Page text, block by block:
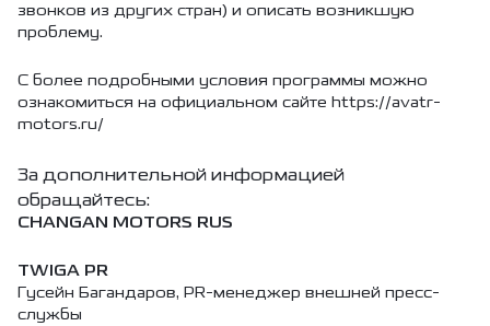
звонков из других стран) и описать возникшую
проблему.
С более подробными условия программы можно
ознакомиться на официальном сайте https://avatr-
motors.ru/
За дополнительной информацией
обращайтесь:
CHANGAN MOTORS RUS
TWIGA PR
Гусейн Багандаров, PR-менеджер внешней пресс-
службы